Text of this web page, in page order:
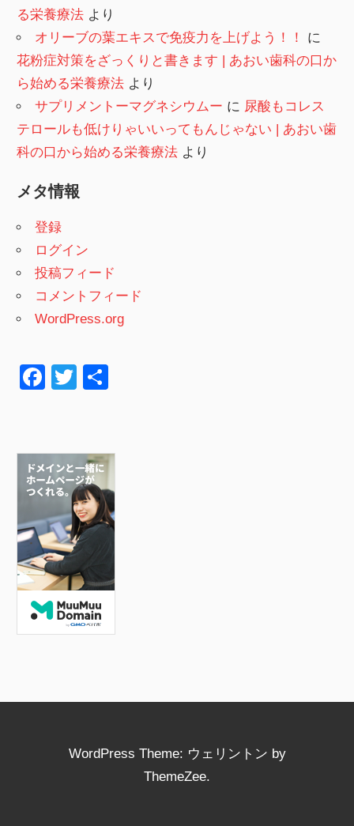
る栄養療法 より
オリーブの葉エキスで免疫力を上げよう！！
に
花粉症対策をざっくりと書きます | あおい歯科の口か
ら始める栄養療法 より
サプリメントーマグネシウムー に 尿酸もコレス
テロールも低けりゃいいってもんじゃない | あおい歯
科の口から始める栄養療法 より
メタ情報
登録
ログイン
投稿フィード
コメントフィード
WordPress.org
F
e
b
o
o
k
T
er
WordPress Theme: ウェリントン by
ThemeZee.